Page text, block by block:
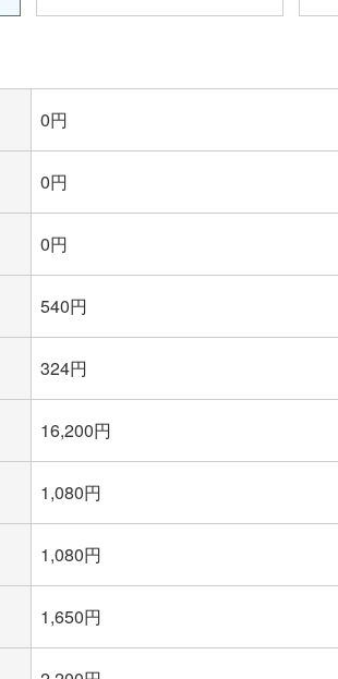
0円
0円
0円
540円
324円
16,200円
1,080円
1,080円
1,650円